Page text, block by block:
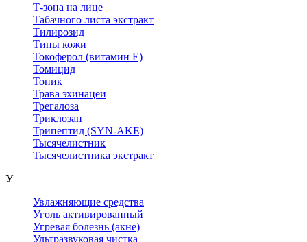
Т-зона на лице
Табачного листа экстракт
Тилирозид
Типы кожи
Токоферол (витамин Е)
Томицид
Тоник
Трава эхинацеи
Трегалоза
Триклозан
Трипептид (SYN-AKE)
Тысячелистник
Тысячелистника экстракт
У
Увлажняющие средства
Уголь активированный
Угревая болезнь (акне)
Ультразвуковая чистка